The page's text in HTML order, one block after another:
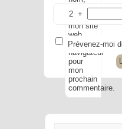
mon e-
mail et
mon site
web
dans le
navigateur
pour
mon
prochain
commentaire.
2 +
Prévenez-moi